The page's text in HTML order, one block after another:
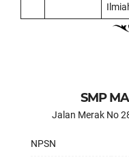
SMP
Jalan Merak No
NPSN